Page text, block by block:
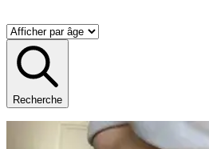
Recherche